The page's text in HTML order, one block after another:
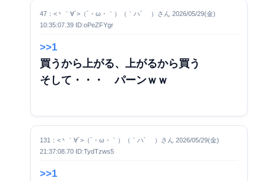
47：<丶｀∀´>（´・ω・｀）（｀ハ´ ）さん 2026/05/29(金)
10:35:07.39 ID:oPeZFYgr
>>1
買うから上がる、上がるから買う
そして・・・ パーンｗｗ
131：<丶｀∀´>（´・ω・｀）（｀ハ´ ）さん 2026/05/29(金)
21:37:08.70 ID:TydTzws5
>>1